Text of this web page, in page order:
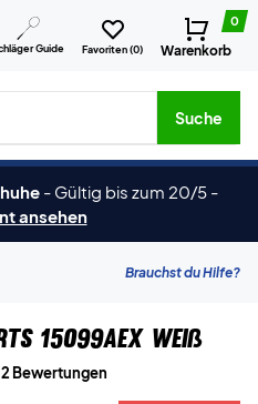
Guide Favoriten (0)
0
Warenkorb
Marken usw.
Suche
- Gültig bis zum 20/5 -
ansehen
Brauchst du Hilfe?
15099AEX Weiß
2 Bewertungen